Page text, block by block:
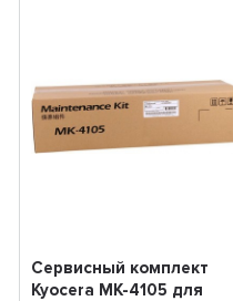
Сервисный комплект
Kyocera MK-4105 для